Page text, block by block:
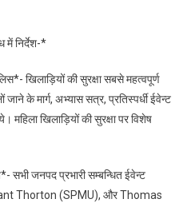
में निर्देश-*
खिलाड़ियों की सुरक्षा सबसे महत्वपूर्ण
के मार्ग, अभ्यास सत्र, प्रतिस्पर्धी ईवेन्ट
महिला खिलाड़ियों की सुरक्षा पर विशेष
सभी जनपद प्रभारी सम्बन्धित ईवेन्ट
Thorton (SPMU), और Thomas